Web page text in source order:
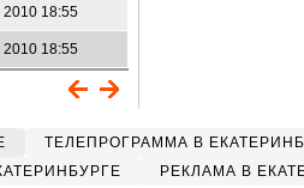
2010 18:55
18:55
ТЕЛЕПРОГРАММА В
РЕКЛАМА В